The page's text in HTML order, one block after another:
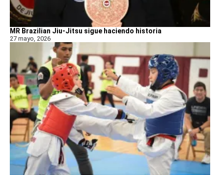
MR Brazilian Jiu-Jitsu sigue haciendo historia
27 mayo, 2026